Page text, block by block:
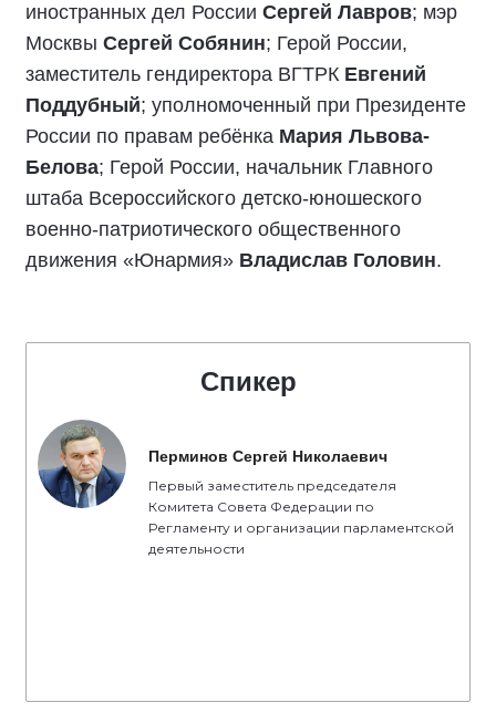
иностранных дел России Сергей Лавров; мэр
Москвы Сергей Собянин; Герой России,
заместитель гендиректора ВГТРК Евгений
Поддубный; уполномоченный при Президенте
России по правам ребёнка Мария Львова-
Белова; Герой России, начальник Главного
штаба Всероссийского детско-юношеского
военно-патриотического общественного
движения «Юнармия» Владислав Головин.
Спикер
Перминов Сергей Николаевич
Первый заместитель председателя
Комитета Совета Федерации по
Регламенту и организации парламентской
деятельности